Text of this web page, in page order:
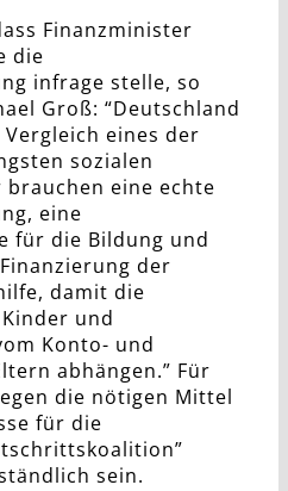
Finanzminister
die
infrage stelle, so
Groß: “Deutschland
eines der
sozialen
eine echte
eine
für die Bildung und
der
damit die
und
Konto- und
abhängen.” Für
die nötigen Mittel
für die
sein.